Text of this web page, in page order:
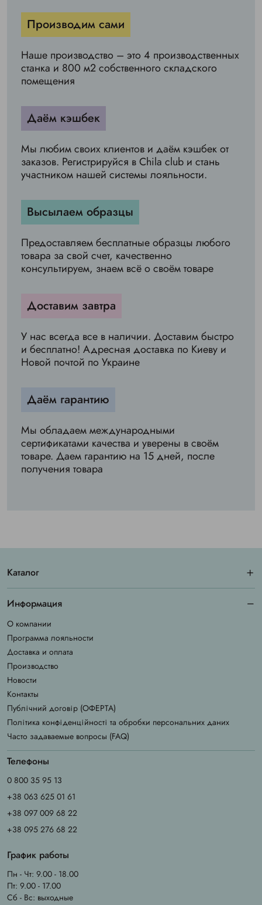
Производим сами
Наше производство – это 4 производственных
станка и 800 м2 собственного складского
помещения
Даём кэшбек
Мы любим своих клиентов и даём кэшбек от
заказов. Регистрируйся в Chila club и стань
участником нашей системы лояльности.
Высылаем образцы
Предоставляем бесплатные образцы любого
товара за свой счет, качественно
консультируем, знаем всё о своём товаре
Доставим завтра
У нас всегда все в наличии. Доставим быстро
и бесплатно! Адресная доставка по Киеву и
Новой почтой по Украине
Даём гарантию
Мы обладаем международными
сертификатами качества и уверены в своём
товаре. Даем гарантию на 15 дней, после
получения товара
Каталог
Информация
О компании
Программа лояльности
Доставка и оплата
Производство
Новости
Контакты
Публічний договір (ОФЕРТА)
Політика конфіденційності та обробки персональних даних
Часто задаваемые вопросы (FAQ)
Телефоны
0 800 35 95 13
+38 063 625 01 61
+38 097 009 68 22
+38 095 276 68 22
График работы
Пн - Чт: 9.00 - 18.00
Пт: 9.00 - 17.00
Сб - Вс: выходные